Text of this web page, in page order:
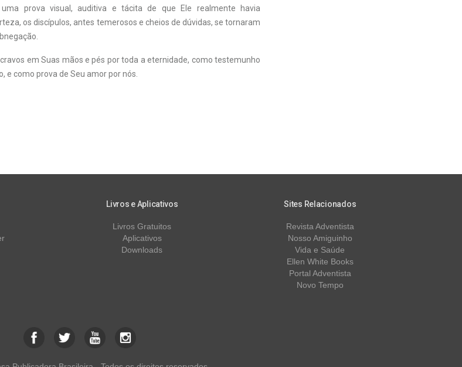
uma prova visual, auditiva e tácita de que Ele realmente havia
os discípulos, antes temerosos e cheios de dúvidas, se tornaram
em Suas mãos e pés por toda a eternidade, como testemunho
e como prova de Seu amor por nós.
Livros e Aplicativos
Livros Gratuitos
Aplicativos
Downloads
Sites Relacionados
Revista Adventista
Nosso Amiguinho
Vida e Saúde
Ellen White Books
Portal Adventista
Novo Tempo